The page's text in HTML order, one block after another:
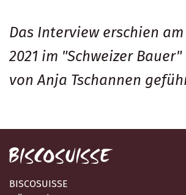
Das Interview erschien am
2021 im "Schweizer
von Anja Tschannen
BISCOSUISSE